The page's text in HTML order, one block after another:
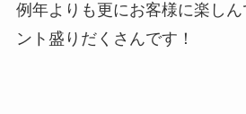
例年よりも更にお客様に楽し
ント盛りだくさんです！